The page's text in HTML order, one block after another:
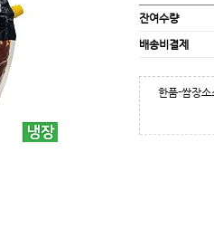
잔여수량
배송비결제
한품-쌈장소